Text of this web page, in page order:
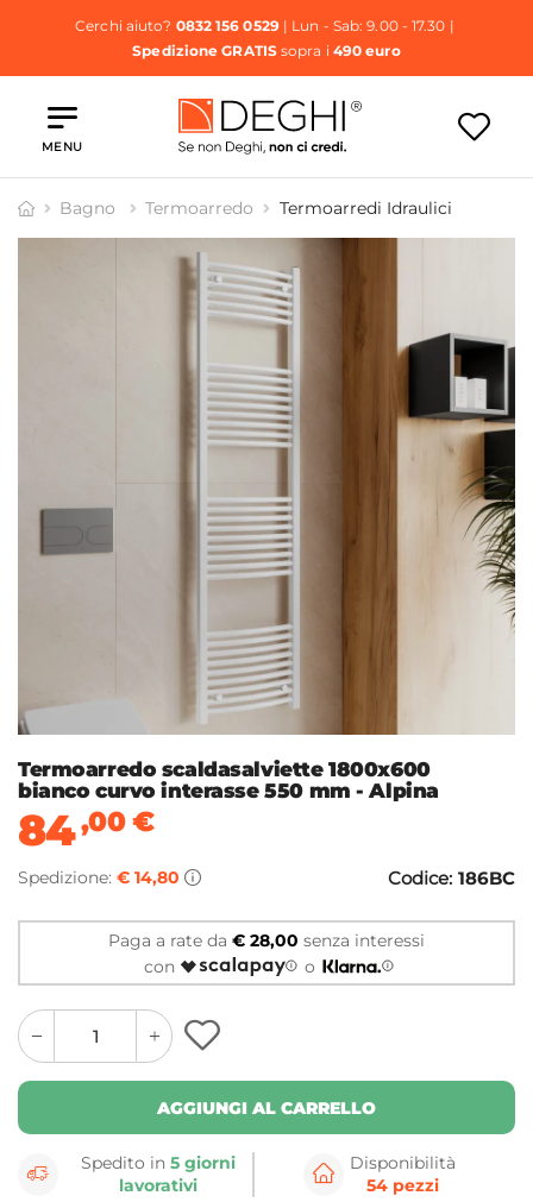
Cerchi aiuto? 0832 156 0529| Lun - Sab: 9.00 - 17.30 |
Spedizione GRATISsopra i 490 euro
MENU
Bagno Termoarredo Termoarredi Idraulici
Termoarredo scaldasalviette 1800x600
bianco curvo interasse 550 mm - Alpina
84,00€
Spedizione: € 14,80 Codice: 186BC
Paga a rate da € 28,00 senza interessi
con
o
quantity
button
quantity
minus
button
AGGIUNGI AL CARRELLO
Spedito in5 giorni
lavorativi
Disponibilità
54 pezzi